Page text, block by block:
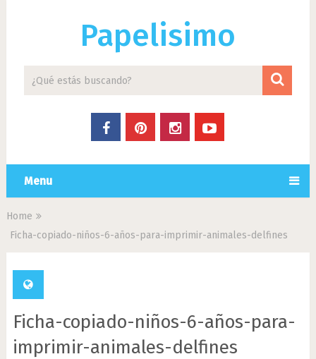
Papelisimo
Menu
Home
Ficha-copiado-niños-6-años-para-imprimir-animales-delfines
Ficha-copiado-niños-6-años-para-
imprimir-animales-delfines